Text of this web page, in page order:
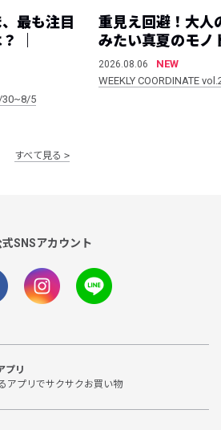
、最も注目
｜
30~8/5
重見え回避！大人
みたい真夏のモノ
2026.08.06
NEW
WEEKLY COORDINATE
すべて見る
式SNSアカウント
プリ
アプリでサクサクお買い物